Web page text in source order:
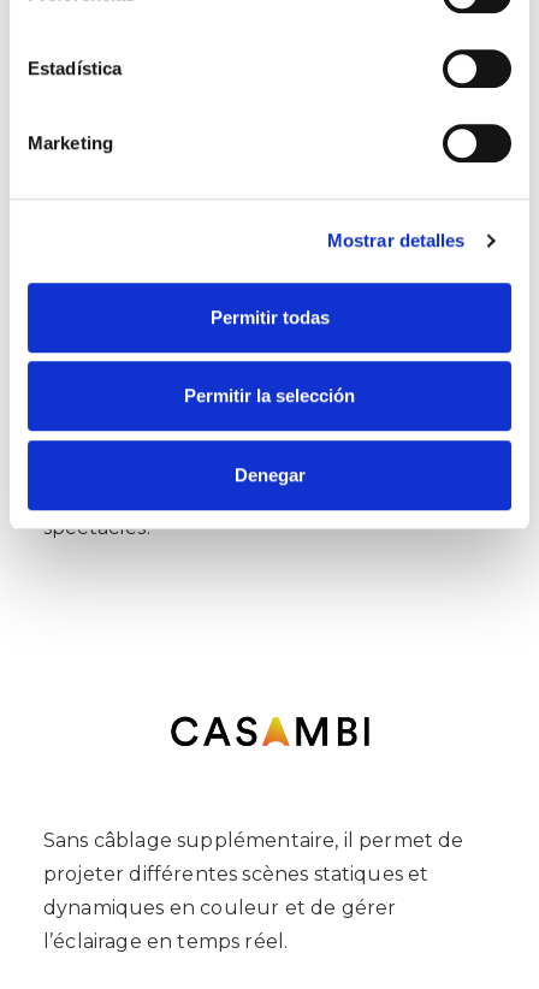
Estadística
Marketing
Mostrar detalles
Permitir todas
Permitir la selección
Denegar
de gérer en temps réel
scènes statiques et dynamiques à réponse
spectacles.
Sans câblage supplémentaire, il permet de
projeter différentes scènes statiques et
dynamiques en couleur et de gérer
l’éclairage en temps réel.